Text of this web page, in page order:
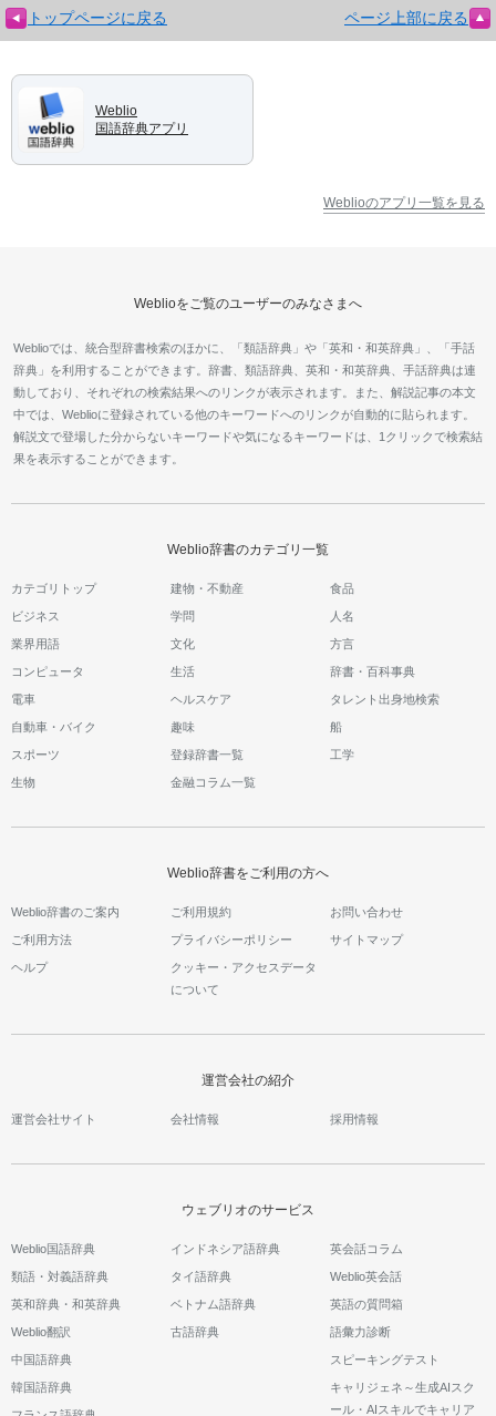
トップページに戻る ページ上部に戻る
Weblio
国語辞典アプリ
Weblioのアプリ一覧を見る
Weblioをご覧のユーザーのみなさまへ
Weblioでは、統合型辞書検索のほかに、「類語辞典」や「英和・和英辞典」、「手話
辞典」を利用することができます。辞書、類語辞典、英和・和英辞典、手話辞典は連
動しており、それぞれの検索結果へのリンクが表示されます。また、解説記事の本文
中では、Weblioに登録されている他のキーワードへのリンクが自動的に貼られます。
解説文で登場した分からないキーワードや気になるキーワードは、1クリックで検索結
果を表示することができます。
Weblio辞書のカテゴリ一覧
カテゴリトップ 建物・不動産 食品
ビジネス 学問 人名
業界用語 文化 方言
コンピュータ 生活 辞書・百科事典
電車 ヘルスケア タレント出身地検索
自動車・バイク 趣味 船
スポーツ 登録辞書一覧 工学
生物 金融コラム一覧
Weblio辞書をご利用の方へ
Weblio辞書のご案内 ご利用規約 お問い合わせ
ご利用方法 プライバシーポリシー サイトマップ
ヘルプ
クッキー・アクセスデータ
について
運営会社の紹介
運営会社サイト 会社情報 採用情報
ウェブリオのサービス
Weblio国語辞典
類語・対義語辞典
英和辞典・和英辞典
Weblio翻訳
中国語辞典
韓国語辞典
インドネシア語辞典
タイ語辞典
ベトナム語辞典
古語辞典
英会話コラム
Weblio英会話
英語の質問箱
語彙力診断
スピーキングテスト
キャリジェネ～生成AIスク
ール・AIスキルでキャリア